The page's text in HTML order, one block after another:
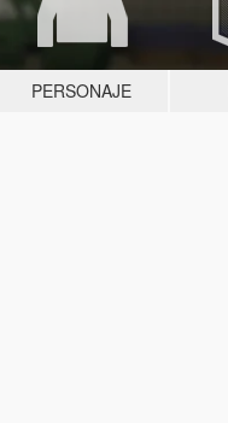
PERSONAJE